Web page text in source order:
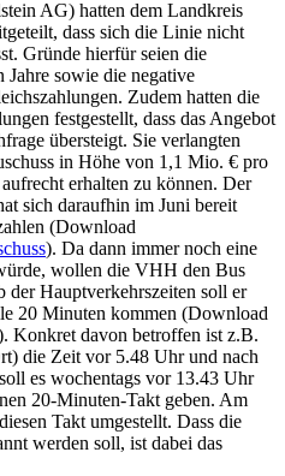
AG) hatten dem Landkreis
dass sich die Linie nicht
Gründe hierfür seien die
sowie die negative
Zudem hatten die
festgestellt, dass das Angebot
übersteigt. Sie verlangten
in Höhe von 1,1 Mio. € pro
erhalten zu können. Der
sich daraufhin im Juni bereit
(Download
). Da dann immer noch eine
wollen die VHH den Bus
der Hauptverkehrszeiten soll er
20 Minuten kommen (Download
Konkret davon betroffen ist z.B.
die Zeit vor 5.48 Uhr und nach
es wochentags vor 13.43 Uhr
20-Minuten-Takt geben. Am
Takt umgestellt. Dass die
werden soll, ist dabei das